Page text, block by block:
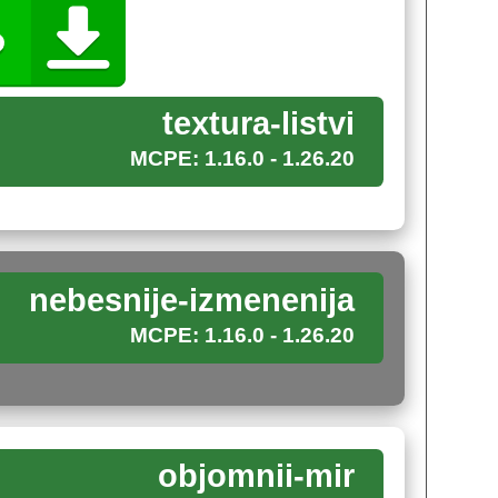
непременно отметит, какими объемными
Minecraft PE решение сто процентов найдено.
в этом наборе текстур.
неба. Кроме того, автор подобрал
в мир прямо сейчас.
textura-listvi
MCPE: 1.16.0 - 1.26.20
nebesnije-izmenenija
MCPE: 1.16.0 - 1.26.20
objomnii-mir